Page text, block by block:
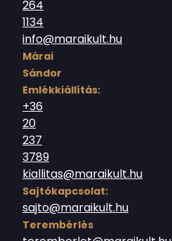
264
1134
info@maraikult.hu
Márai
Sándor
Emlékkiállítás:
+36
20
237
3789
kiallitas@maraikult.hu
Sajtókapcsolat:
sajto@maraikult.hu
Terembérlés